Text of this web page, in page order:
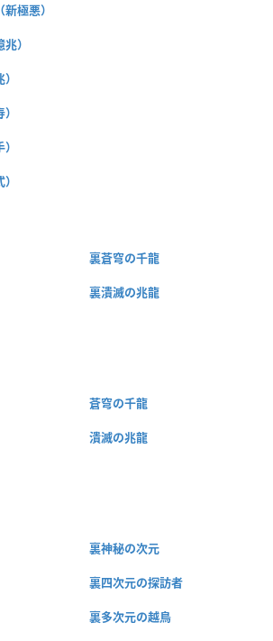
極悪）
）
裏蒼穹の千龍
裏潰滅の兆龍
蒼穹の千龍
潰滅の兆龍
裏神秘の次元
裏四次元の探訪者
裏多次元の越鳥